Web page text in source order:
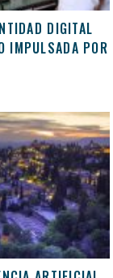
DIGITAL
IMPULSADA POR